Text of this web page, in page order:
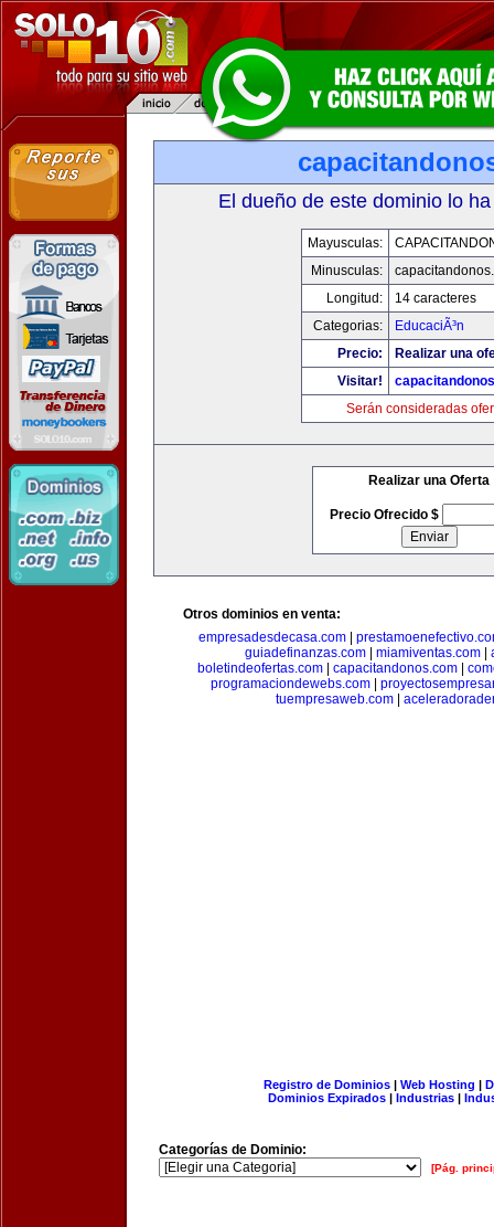
El dueño de este dominio lo
Mayusculas:
Minusculas:
Longitud:
14 caracteres
Categorias:
EducaciÃ³n
Precio:
Realizar una
Visitar!
Serán consideradas
Realizar una Oferta
Precio Ofrecido $
Otros dominios en venta:
empresadesdecasa.com
guiadefinanzas.com
miamiventas.com
boletindeofertas.com| capacitandonos.com|
programaciondewebs.com
tuempresaweb.com
Registro de Dominios| Web Hosting |
Dominios Expirados | Industrias |
Categorías de Dominio:
[Pág.